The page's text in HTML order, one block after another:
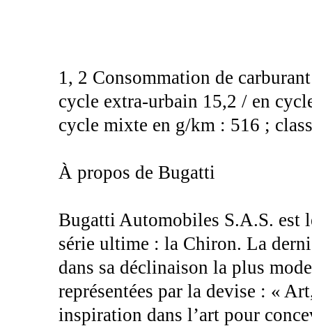
1, 2 Consommation de
cycle extra-urbain 15,2 / en
cycle mixte en g/km : 516 ;
À propos de Bugatti
Bugatti Automobiles S.A.S. est
série ultime : la Chiron. La
dans sa déclinaison la plus
représentées par la devise : «
inspiration dans l’art pour